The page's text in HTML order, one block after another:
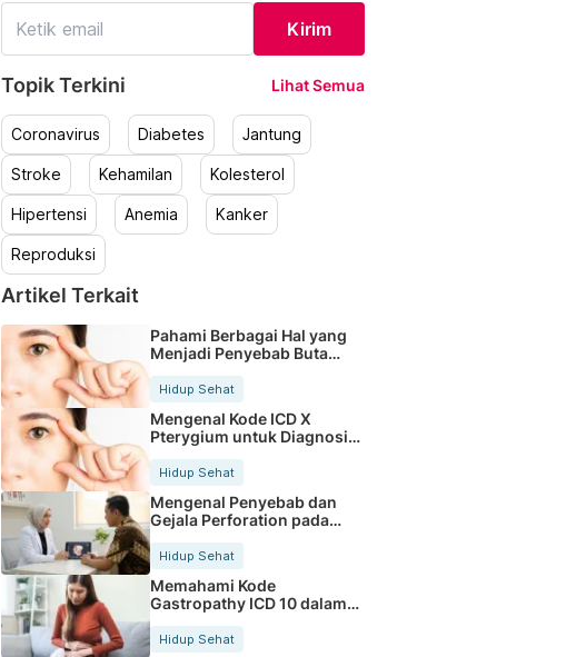
Kirim
Topik Terkini Lihat Semua
Coronavirus Diabetes Jantung
Stroke Kehamilan Kolesterol
Hipertensi Anemia Kanker
Reproduksi
Artikel Terkait
Pahami Berbagai Hal yang
Menjadi Penyebab Buta
Hidup Sehat
Mengenal Kode ICD X
Pterygium untuk Diagnosis
Hidup Sehat
Mengenal Penyebab dan
Gejala Perforation pada
Tubuh
Hidup Sehat
Memahami Kode
Gastropathy ICD 10 dalam
Rekam Medis Pasien
Hidup Sehat